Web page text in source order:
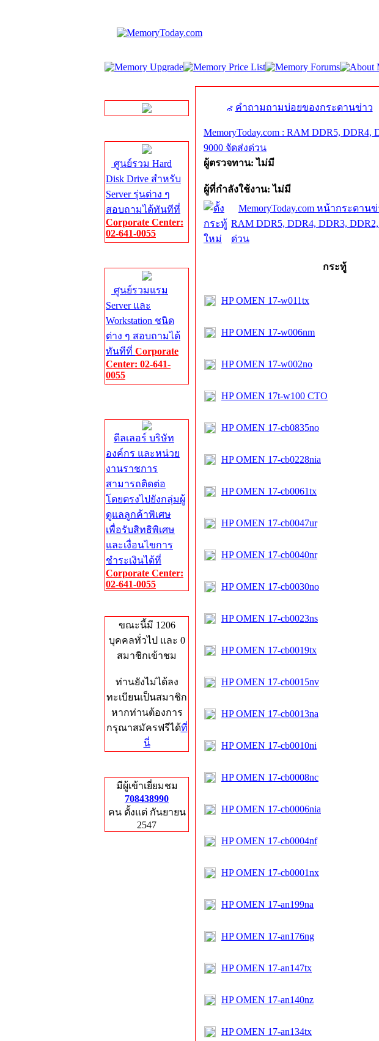
ศูนย์รวม Hard
Disk Drive สำหรับ
Server รุ่นต่าง ๆ
สอบถามได้ทันทีที่
Corporate Center:
02-641-0055
ศูนย์รวมแรม
Server และ
Workstation ชนิด
ต่าง ๆ สอบถามได้
ทันทีที่ Corporate
Center: 02-641-
0055
ดีลเลอร์ บริษัท
องค์กร และหน่วย
งานราชการ
สามารถติดต่อ
โดยตรงไปยังกลุ่มผู้
ดูแลลูกค้าพิเศษ
เพื่อรับสิทธิพิเศษ
และเงื่อนไขการ
ชำระเงินได้ที่
Corporate Center:
02-641-0055
ขณะนี้มี 1206
บุคคลทั่วไป และ 0
สมาชิกเข้าชม
ท่านยังไม่ได้ลง
ทะเบียนเป็นสมาชิก
หากท่านต้องการ
กรุณาสมัครฟรีได้ที่
นี่
มีผู้เข้าเยี่ยมชม
708438990
คน ตั้งแต่ กันยายน
2547
คำถามถามบ่อยของกระดานข่าว
MemoryToday.com : RAM DDR5, DDR4,
9000 จัดส่งด่วน
ผู้ตรวจทาน: ไม่มี
ผู้ที่กำลังใช้งาน: ไม่มี
MemoryToday.com หน้ากระดาน
RAM DDR5, DDR4, DDR3,
ด่วน
กระทู้
HP OMEN 17-w011tx
HP OMEN 17-w006nm
HP OMEN 17-w002no
HP OMEN 17t-w100 CTO
HP OMEN 17-cb0835no
HP OMEN 17-cb0228nia
HP OMEN 17-cb0061tx
HP OMEN 17-cb0047ur
HP OMEN 17-cb0040nr
HP OMEN 17-cb0030no
HP OMEN 17-cb0023ns
HP OMEN 17-cb0019tx
HP OMEN 17-cb0015nv
HP OMEN 17-cb0013na
HP OMEN 17-cb0010ni
HP OMEN 17-cb0008nc
HP OMEN 17-cb0006nia
HP OMEN 17-cb0004nf
HP OMEN 17-cb0001nx
HP OMEN 17-an199na
HP OMEN 17-an176ng
HP OMEN 17-an147tx
HP OMEN 17-an140nz
HP OMEN 17-an134tx